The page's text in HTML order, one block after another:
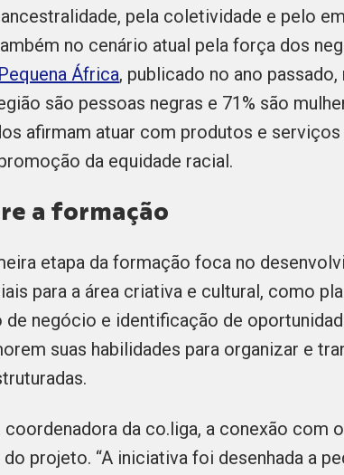
pela coletividade e pelo
no cenário atual pela força dos
África, publicado no ano
são pessoas negras e 71% são
afirmam atuar com produtos e
da equidade racial.
a formação
etapa da formação foca no
para a área criativa e cultural, como
negócio e identificação de
suas habilidades para organizar e
coordenadora da co.liga, a conexão com
projeto. “A iniciativa foi desenhada a